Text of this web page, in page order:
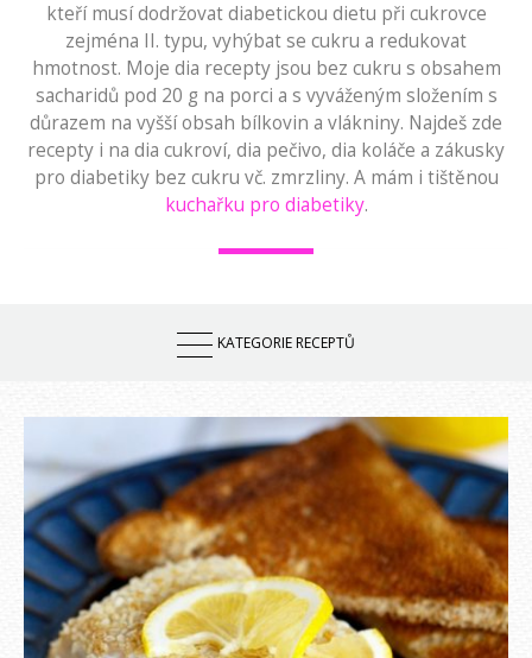
kteří musí dodržovat diabetickou dietu při cukrovce
zejména II. typu, vyhýbat se cukru a redukovat
hmotnost. Moje dia recepty jsou bez cukru s obsahem
sacharidů pod 20 g na porci a s vyváženým složením s
důrazem na vyšší obsah bílkovin a vlákniny. Najdeš zde
recepty i na dia cukroví, dia pečivo, dia koláče a zákusky
pro diabetiky bez cukru vč. zmrzliny. A mám i tištěnou
kuchařku pro diabetiky.